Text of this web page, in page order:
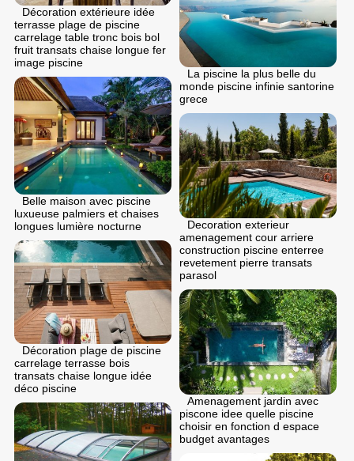
Décoration extérieure idée
terrasse plage de piscine
carrelage table tronc bois bol
fruit transats chaise longue fer
image piscine
La piscine la plus belle du
monde piscine infinie santorine
grece
Belle maison avec piscine
luxueuse palmiers et chaises
longues lumière nocturne
Decoration exterieur
amenagement cour arriere
construction piscine enterree
revetement pierre transats
parasol
Décoration plage de piscine
carrelage terrasse bois
transats chaise longue idée
déco piscine
Amenagement jardin avec
piscone idee quelle piscine
choisir en fonction d espace
budget avantages